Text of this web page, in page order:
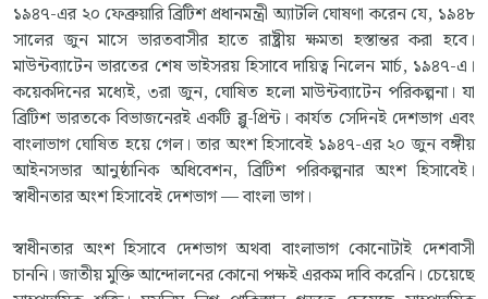
১৯৪৭-এর ২০ ফেব্রুয়ারি ব্রিটিশ প্রধানমন্ত্রী অ্যাটলি ঘোষণা করেন যে, ১৯৪৮
সালের জুন মাসে ভারতবাসীর হাতে রাষ্ট্রীয় ক্ষমতা হস্তান্তর করা হবে।
মাউন্টব্যাটেন ভারতের শেষ ভাইসরয় হিসাবে দায়িত্ব নিলেন মার্চ, ১৯৪৭-এ।
কয়েকদিনের মধ্যেই, ৩রা জুন, ঘোষিত হলো মাউন্টব্যাটেন পরিকল্পনা। যা
ব্রিটিশ ভারতকে বিভাজনেরই একটি ব্লু-প্রিন্ট। কার্যত সেদিনই দেশভাগ এবং
বাংলাভাগ ঘোষিত হয়ে গেল। তার অংশ হিসাবেই ১৯৪৭-এর ২০ জুন বঙ্গীয়
আইনসভার আনুষ্ঠানিক অধিবেশন, ব্রিটিশ পরিকল্পনার অংশ হিসাবেই।
স্বাধীনতার অংশ হিসাবেই দেশভাগ — বাংলা ভাগ।
স্বাধীনতার অংশ হিসাবে দেশভাগ অথবা বাংলাভাগ কোনোটাই দেশবাসী
চাননি। জাতীয় মুক্তি আন্দোলনের কোনো পক্ষই এরকম দাবি করেনি। চেয়েছে